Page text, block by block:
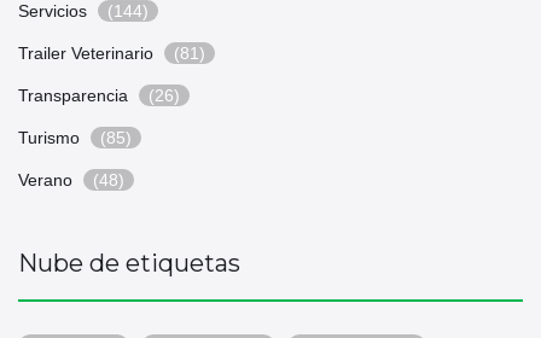
Servicios (144)
Trailer Veterinario (81)
Transparencia (26)
Turismo (85)
Verano (48)
Nube de etiquetas